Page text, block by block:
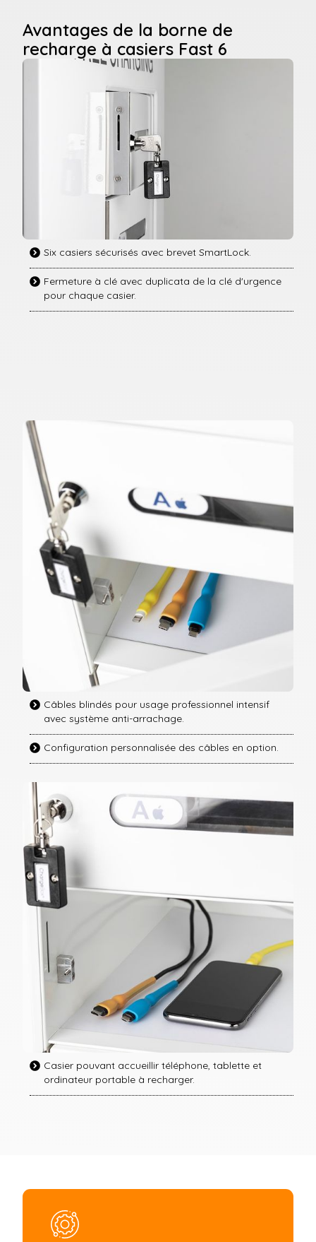
Avantages de la borne de
recharge à casiers Fast 6
Six casiers sécurisés avec brevet SmartLock.
Fermeture à clé avec duplicata de la clé d'urgence
pour chaque casier.
Câbles blindés pour usage professionnel intensif
avec système anti-arrachage.
Configuration personnalisée des câbles en option.
Casier pouvant accueillir téléphone, tablette et
ordinateur portable à recharger.